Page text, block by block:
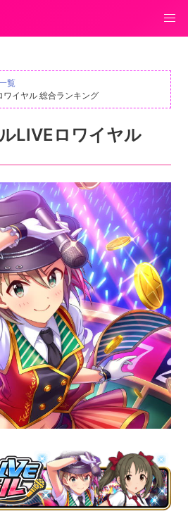
覧
イヤル 総合ランキング
LIVEロワイヤル